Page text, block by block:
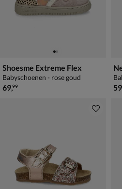
Shoesme Extreme Flex
Babyschoenen - rose goud
€ 69,99
69,99 €
59